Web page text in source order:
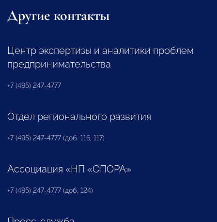
Другие контакты
Центр экспертизы и аналитики проблем
предпринимательства
+7 (495) 247-4777
Отдел регионального развития
+7 (495) 247-4777 (доб. 116, 117)
Ассоциация «НП «ОПОРА»
+7 (495) 247-4777 (доб. 124)